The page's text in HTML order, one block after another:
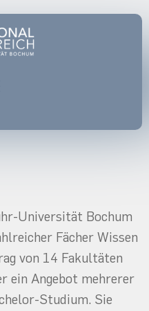
Universität Bochum
Fächer Wissen
von 14 Fakultäten
ein Angebot mehrerer
Studium. Sie